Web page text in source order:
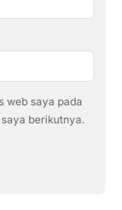
web saya pada
berikutnya.